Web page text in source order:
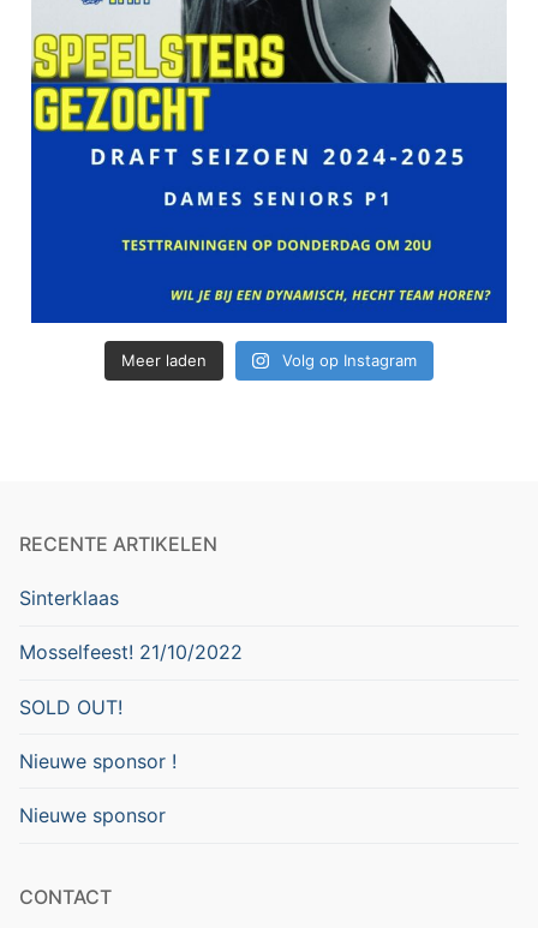
Meer laden Volg op Instagram
RECENTE ARTIKELEN
Sinterklaas
Mosselfeest! 21/10/2022
SOLD OUT!
Nieuwe sponsor !
Nieuwe sponsor
CONTACT